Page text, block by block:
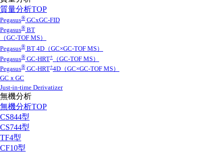
質量分析TOP
Pegasus® GCxGC-FID
Pegasus® BT
（GC-TOF MS）
Pegasus® BT 4D（GC×GC-TOF MS）
Pegasus® GC-HRT+
（GC-TOF MS）
Pegasus® GC-HRT+4D（GC×GC-TOF MS）
GCｘGC
Just-in-time Derivatizer
無機分析
無機分析TOP
CS844型
CS744型
TF4型
CF10型